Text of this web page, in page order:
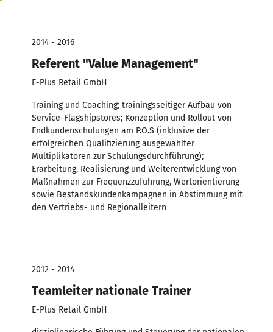
2014 - 2016
Referent "Value Management"
E-Plus Retail GmbH
Training und Coaching; trainingsseitiger Aufbau von
Service-Flagshipstores; Konzeption und Rollout von
Endkundenschulungen am P.O.S (inklusive der
erfolgreichen Qualifizierung ausgewählter
Multiplikatoren zur Schulungsdurchführung);
Erarbeitung, Realisierung und Weiterentwicklung von
Maßnahmen zur Frequenzzuführung, Wertorientierung
sowie Bestandskundenkampagnen in Abstimmung mit
den Vertriebs- und Regionalleitern
2012 - 2014
Teamleiter nationale Trainer
E-Plus Retail GmbH